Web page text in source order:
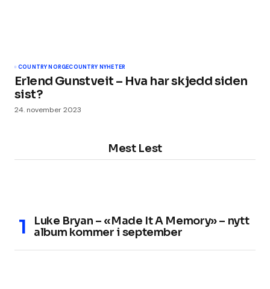
COUNTRY NORGECOUNTRY NYHETER
Erlend Gunstveit – Hva har skjedd siden
sist?
24. november 2023
Mest Lest
Luke Bryan – «Made It A Memory» – nytt
album kommer i september